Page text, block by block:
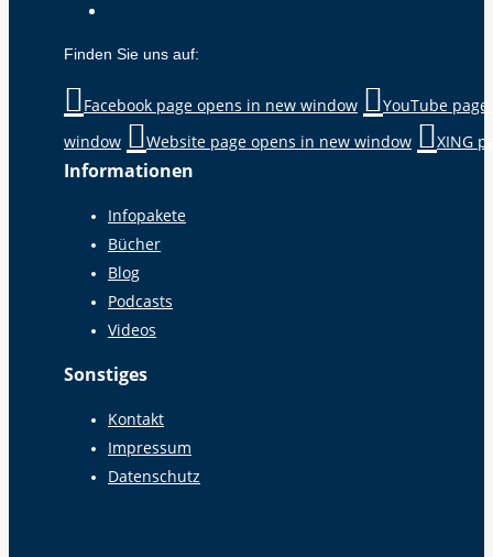
Finden Sie uns auf:
Facebook page opens in new window
YouTube
window
Website page opens in new window XING
Informationen
Infopakete
Bücher
Blog
Podcasts
Videos
Sonstiges
Kontakt
Impressum
Datenschutz